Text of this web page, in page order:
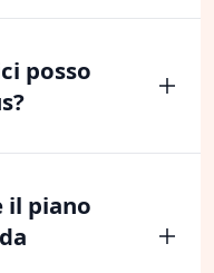
posso
il piano